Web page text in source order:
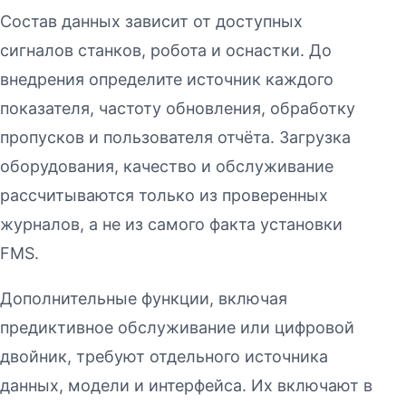
Состав данных зависит от доступных
сигналов станков, робота и оснастки. До
внедрения определите источник каждого
показателя, частоту обновления, обработку
пропусков и пользователя отчёта. Загрузка
оборудования, качество и обслуживание
рассчитываются только из проверенных
журналов, а не из самого факта установки
FMS.
Дополнительные функции, включая
предиктивное обслуживание или цифровой
двойник, требуют отдельного источника
данных, модели и интерфейса. Их включают в